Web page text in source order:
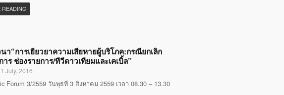
READING
า“การเยียวยาความเสียหายผู้บริโภค:กรณียกเลิก
าร ช่องรายการ/ทีวีดาวเทียมและเคเบิ้ล”
July, 2016
Forum 3/2559 วันพุธที่ 3 สิงหาคม 2559 เวลา 08.30 – 13.30